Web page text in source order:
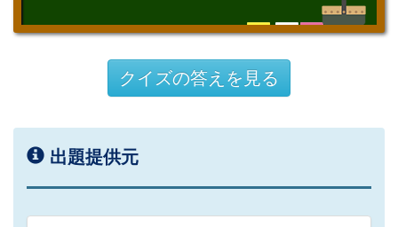
クイズの答えを見る
出題提供元